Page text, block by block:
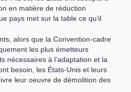
en matière de réduction
pays met sur la table ce qu’il
alors que la Convention-cadre
les plus émetteurs
nécessaires à l’adaptation et la
besoin, les États-Unis et leurs
leur oeuvre de démolition des